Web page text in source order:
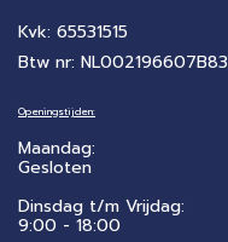
Kvk: 65531515
Btw nr: NL002196607B83
Openingstijden:
Maandag:
Gesloten
Dinsdag t/m Vrijdag:
9:00 - 18:00